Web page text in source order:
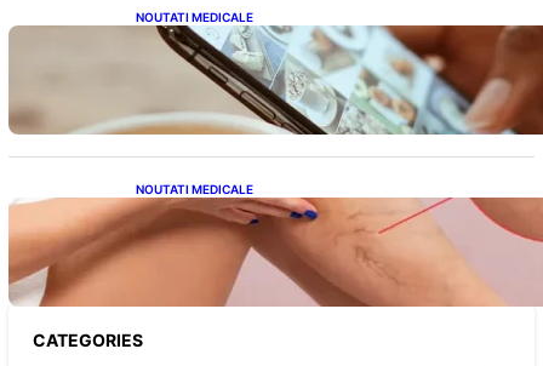
NOUTATI MEDICALE
Revoluția Bateriilor pentru Telefoane:
Avantaje, Provocări și Viitorul Tehnologiei
Energetice
NOUTATI MEDICALE
Varicele și Umflarea Picioarelor pe Caniculă:
Înțelegerea Simptomelor și Măsurilor de
Prevenție
CATEGORIES